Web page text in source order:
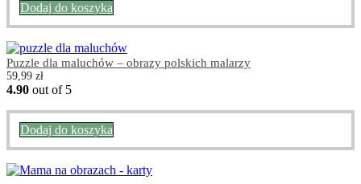
Dodaj do koszyka
Puzzle dla maluchów – obrazy polskich malarzy
59,99 zł
4.90 out of 5
Dodaj do koszyka